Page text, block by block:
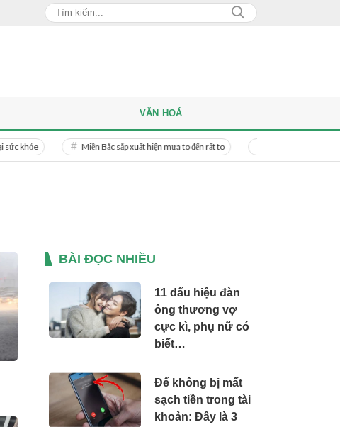
Miền Bắc sắp xuất hiện mưa to đến rất to Danh tính người phụ nữ bị bạn
VĂN HOÁ
BÀI ĐỌC NHIỀU
11 dấu hiệu đàn
ông thương vợ
cực kì, phụ nữ có
biết…
Để không bị mất
sạch tiền trong tài
khoản: Đây là 3